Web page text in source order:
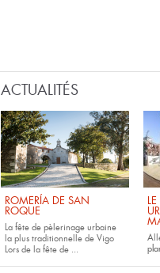
ACTUALITÉS
ROMERÍA DE SAN
ROQUE
La fête de pèlerinage urbaine
la plus traditionnelle de Vigo
Lors de la fête de ...